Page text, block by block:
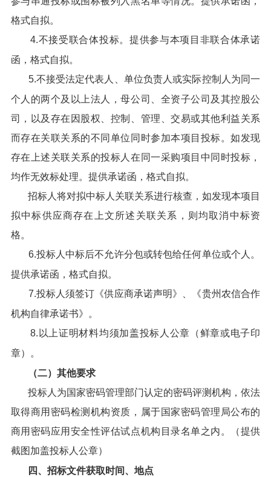
格式自拟。
4.不接受联合体投标。提供参与本项目非联合体承诺
函，格式自拟。
5.不接受法定代表人、单位负责人或实际控制人为同一
个人的两个及以上法人，母公司、全资子公司及其控股公
司，以及存在因股权、控制、管理、交易或其他利益关系
而存在关联关系的不同单位同时参加本项目投标。如发现
存在上述关联关系的投标人在同一采购项目中同时投标，
均作无效标处理。提供承诺函，格式自拟。
招标人将对拟中标人关联关系进行核查，如发现本项目
拟中标供应商存在上文所述关联关系，则均取消中标资
格。
6.投标人中标后不允许分包或转包给任何单位或个人。
提供承诺函，格式自拟。
7.投标人须签订《供应商承诺声明》、《贵州农信合作
机构自律承诺书》。
8.以上证明材料均须加盖投标人公章（鲜章或电子印
章）。
（二）其他要求
投标人为国家密码管理部门认定的密码评测机构，依法
取得商用密码检测机构资质，属于国家密码管理局公布的
商用密码应用安全性评估试点机构目录名单之内。（提供
截图加盖投标人公章）
四、招标文件获取时间、地点